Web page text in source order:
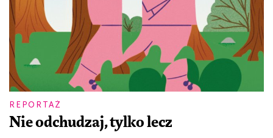
REPORTAŻ
Nie odchudzaj, tylko lecz